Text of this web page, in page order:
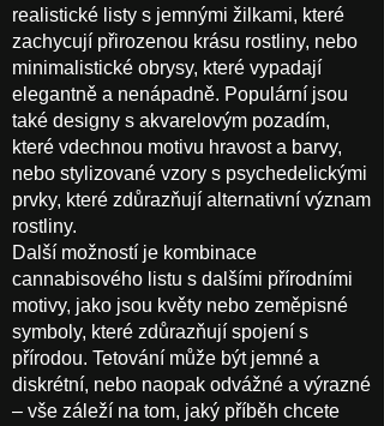
realistické listy s jemnými žilkami, které
zachycují přirozenou krásu rostliny, nebo
minimalistické obrysy, které vypadají
elegantně a nenápadně. Populární jsou
také designy s akvarelovým pozadím,
které vdechnou motivu hravost a barvy,
nebo stylizované vzory s psychedelickými
prvky, které zdůrazňují alternativní význam
rostliny.
Další možností je kombinace
cannabisového listu s dalšími přírodními
motivy, jako jsou květy nebo zeměpisné
symboly, které zdůrazňují spojení s
přírodou. Tetování může být jemné a
diskrétní, nebo naopak odvážné a výrazné
– vše záleží na tom, jaký příběh chcete